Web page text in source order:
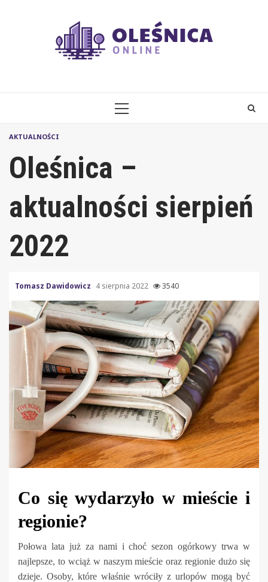
PRIMARY
AKTUALNOŚCI
Oleśnica –
aktualności sierpień
2022
Tomasz Dawidowicz 4 sierpnia 2022 3540
Co się wydarzyło w mieście i
regionie?
Połowa lata już za nami i choć sezon ogórkowy trwa w
najlepsze, to wciąż w naszym mieście oraz regionie dużo się
dzieje. Osoby, które właśnie wróciły z urlopów mogą być